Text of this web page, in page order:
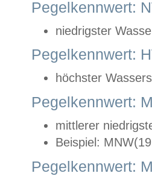
Pegelkennwert:
niedrigster
Pegelkennwert:
höchster
Pegelkennwert:
mittlerer
Beispiel:
Pegelkennwert: